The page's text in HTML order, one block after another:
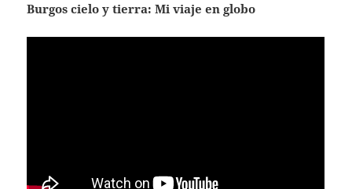
Burgos cielo y tierra: Mi viaje en globo